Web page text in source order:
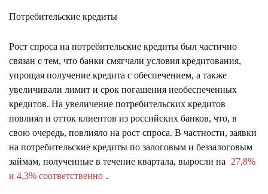
Потребительские кредиты
Рост спроса на потребительские кредиты был частично
связан с тем, что банки смягчали условия кредитования,
упрощая получение кредита с обеспечением, а также
увеличивали лимит и срок погашения необеспеченных
кредитов. На увеличение потребительских кредитов
повлиял и отток клиентов из российских банков, что, в
свою очередь, повлияло на рост спроса. В частности, заявки
на потребительские кредиты по залоговым и беззалоговым
займам, полученные в течение квартала, выросли на
27,8%
и 4,3% соответственно .